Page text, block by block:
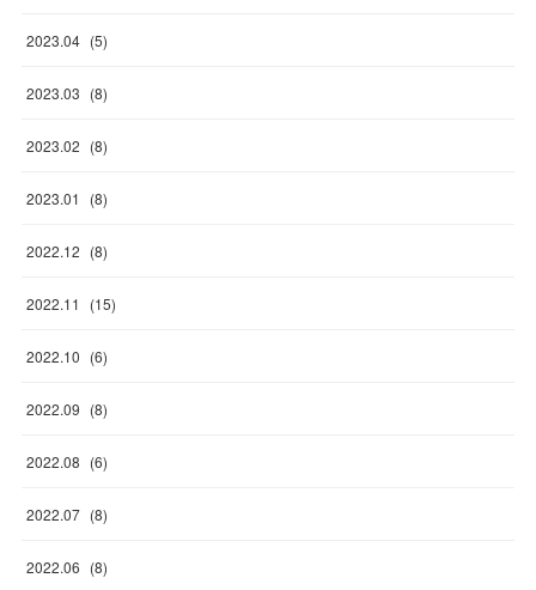
2023.04 (5)
2023.03 (8)
2023.02 (8)
2023.01 (8)
2022.12 (8)
2022.11 (15)
2022.10 (6)
2022.09 (8)
2022.08 (6)
2022.07 (8)
2022.06 (8)